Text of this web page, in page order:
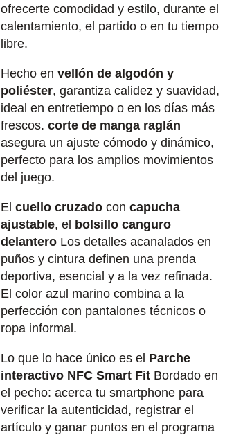
ofrecerte comodidad y estilo, durante el
calentamiento, el partido o en tu tiempo
libre.
Hecho en vellón de algodón y
poliéster, garantiza calidez y suavidad,
ideal en entretiempo o en los días más
frescos. corte de manga raglán
asegura un ajuste cómodo y dinámico,
perfecto para los amplios movimientos
del juego.
El cuello cruzadocon capucha
ajustable, el bolsillo canguro
delanteroLos detalles acanalados en
puños y cintura definen una prenda
deportiva, esencial y a la vez refinada.
El color azul marino combina a la
perfección con pantalones técnicos o
ropa informal.
Lo que lo hace único es el Parche
interactivo NFC Smart FitBordado en
el pecho: acerca tu smartphone para
verificar la autenticidad, registrar el
artículo y ganar puntos en el programa